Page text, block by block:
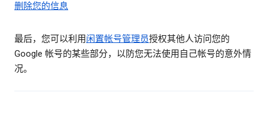
删除您的信息
最后，您可以利用闲置帐号管理员授权其他人访问您的
Google 帐号的某些部分，以防您无法使用自己帐号的意外情
况。